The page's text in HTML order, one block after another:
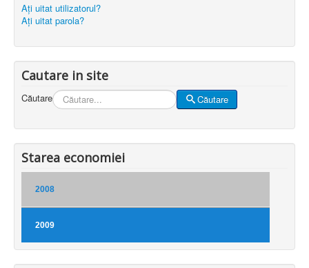
Aţi uitat utilizatorul?
Aţi uitat parola?
Cautare in site
Căutare Căutare
Starea economiei
2008
2009